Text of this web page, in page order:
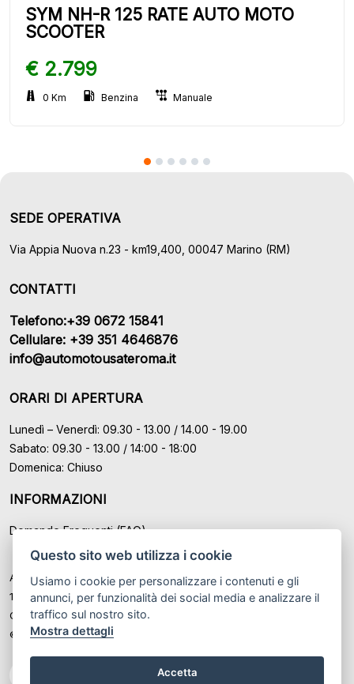
Questo sito web utilizza i cookie
Usiamo i cookie per personalizzare i contenuti e gli
annunci, per funzionalità dei social media e analizzare il
traffico sul nostro sito.
Mostra dettagli
Accetta
SYM NH-R 125 RATE AUTO MOTO
SCOOTER
€ 2.799
0 Km Benzina Manuale
SEDE OPERATIVA
Via Appia Nuova n.23 - km19,400, 00047 Marino (RM)
CONTATTI
Telefono:+39 0672 15841
Cellulare: +39 351 4646876
info@automotousateroma.it
ORARI DI APERTURA
Lunedì – Venerdì: 09.30 - 13.00 / 14.00 - 19.00
Sabato: 09.30 - 13.00 / 14:00 - 18:00
Domenica: Chiuso
INFORMAZIONI
Domande Frequenti (FAQ)
Auto Moto Usate Roma Srl sede di Marino - Roma, P.IVA: IT
12489131008
Cod. Fisc. ed Iscr. al Registro Imprese di Roma n° 12489131008
© Another site byGestionale auto